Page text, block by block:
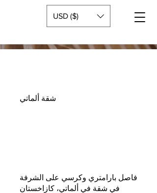
USD ($)
شقة ألماتي
فاصل بارامتري وكرسي على الشرفة
في شقة في ألماتي، كازاخستان